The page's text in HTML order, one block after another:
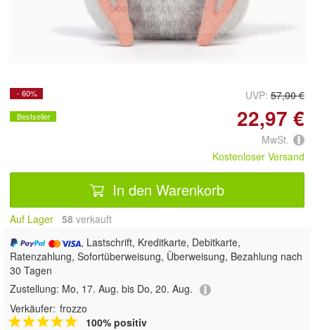
Doppelt antippen zum
vergrößern
- 60% UVP: 57,00 €
Bestseller 22,97 €
MwSt.
Kostenloser Versand
In den Warenkorb
Auf Lager 58 verkauft
, Lastschrift, Kreditkarte, Debitkarte,
Ratenzahlung, Sofortüberweisung, Überweisung, Bezahlung nach
30 Tagen
Zustellung: Mo, 17. Aug. bis Do, 20. Aug.
Verkäufer: frozzo
100% positiv